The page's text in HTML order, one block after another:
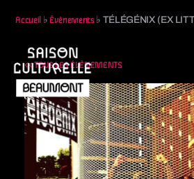
Accueil ♭ Évènements♭ TÉLÉGÉNIX (EX
<< TOUS LES ÉVÈNEMENTS